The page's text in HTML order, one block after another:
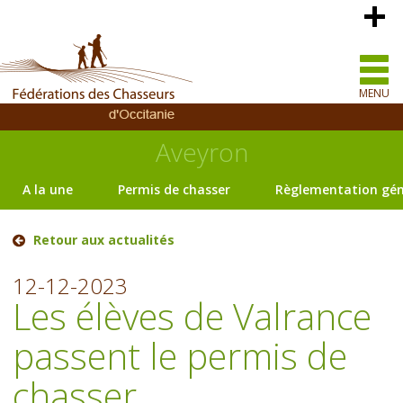
MENU
Aveyron
A la une Permis de chasser Règlementation
Retour aux actualités
12-12-2023
Les élèves de Valrance
passent le permis de